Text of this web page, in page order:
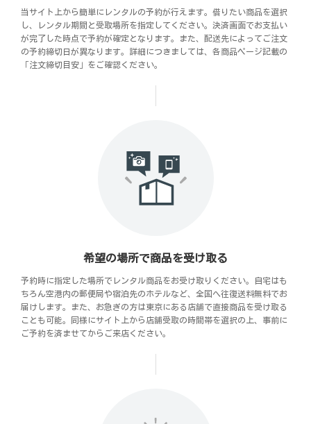
当サイト上から簡単にレンタルの予約が行えます。借りたい商品を選択
し、レンタル期間と受取場所を指定してください。決済画面でお支払い
が完了した時点で予約が確定となります。また、配送先によってご注文
の予約締切日が異なります。詳細につきましては、各商品ページ記載の
「注文締切目安」をご確認ください。
希望の場所で商品を受け取る
予約時に指定した場所でレンタル商品をお受け取りください。自宅はも
ちろん空港内の郵便局や宿泊先のホテルなど、全国へ往復送料無料でお
届けします。また、お急ぎの方は東京にある店舗で直接商品を受け取る
ことも可能。同様にサイト上から店舗受取の時間帯を選択の上、事前に
ご予約を済ませてからご来店ください。